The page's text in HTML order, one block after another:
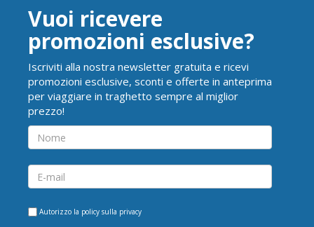
Vuoi ricevere
promozioni esclusive?
Iscriviti alla nostra newsletter gratuita e ricevi
promozioni esclusive, sconti e offerte in anteprima
per viaggiare in traghetto sempre al miglior
prezzo!
Autorizzo la policy sulla privacy